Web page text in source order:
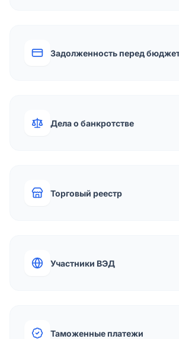
Задолженность перед
Дела о банкротстве
Торговый реестр
Участники ВЭД
Таможенные платежи